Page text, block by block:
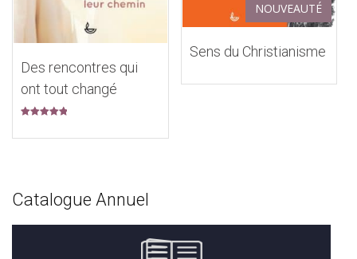
Des rencontres qui
ont tout changé
NOUVEAUTÉ
Sens du Christianisme
Catalogue Annuel